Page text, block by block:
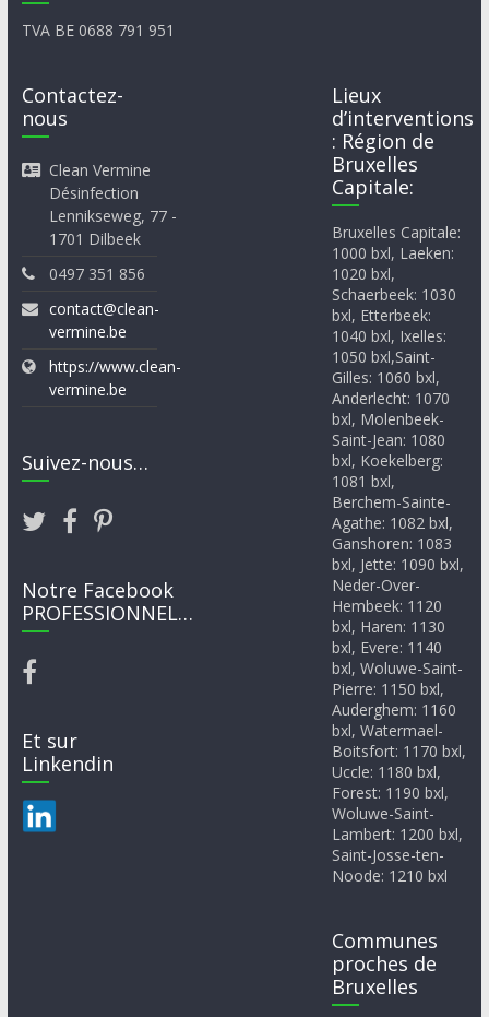
TVA BE 0688 791 951
Contactez-
nous
Clean Vermine
Désinfection
Lennikseweg, 77 -
1701 Dilbeek
0497 351 856
contact@clean-
vermine.be
https://www.clean-
vermine.be
Suivez-nous…
Notre Facebook
PROFESSIONNEL…
Et sur
Linkendin
Lieux
d’interventions
: Région de
Bruxelles
Capitale:
Bruxelles Capitale:
1000 bxl, Laeken:
1020 bxl,
Schaerbeek: 1030
bxl, Etterbeek:
1040 bxl, Ixelles:
1050 bxl,Saint-
Gilles: 1060 bxl,
Anderlecht: 1070
bxl, Molenbeek-
Saint-Jean: 1080
bxl, Koekelberg:
1081 bxl,
Berchem-Sainte-
Agathe: 1082 bxl,
Ganshoren: 1083
bxl, Jette: 1090 bxl,
Neder-Over-
Hembeek: 1120
bxl, Haren: 1130
bxl, Evere: 1140
bxl, Woluwe-Saint-
Pierre: 1150 bxl,
Auderghem: 1160
bxl, Watermael-
Boitsfort: 1170 bxl,
Uccle: 1180 bxl,
Forest: 1190 bxl,
Woluwe-Saint-
Lambert: 1200 bxl,
Saint-Josse-ten-
Noode: 1210 bxl
Communes
proches de
Bruxelles